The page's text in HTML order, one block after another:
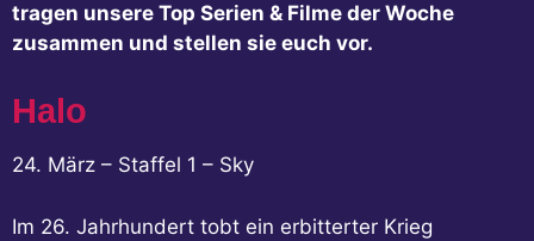
tragen unsere Top Serien & Filme der Woche
zusammen und stellen sie euch vor.
Halo
24. März – Staffel 1 – Sky
Im 26. Jahrhundert tobt ein erbitterter Krieg